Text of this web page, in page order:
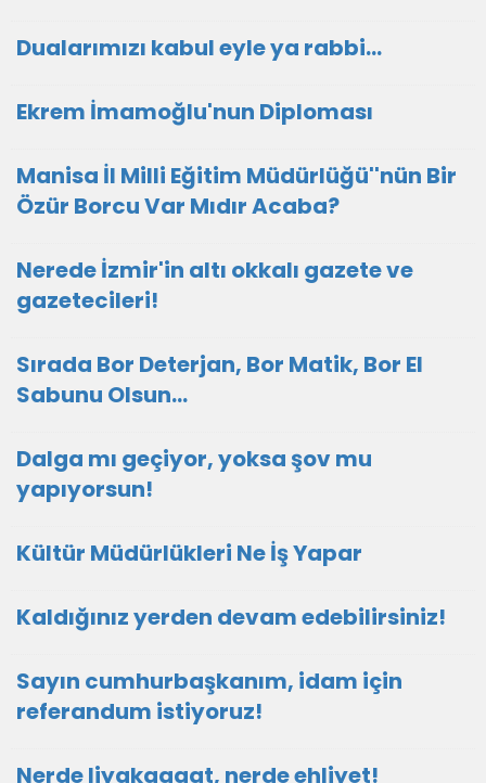
Dualarımızı kabul eyle ya rabbi...
Ekrem İmamoğlu'nun Diploması
Manisa İl Milli Eğitim Müdürlüğü''nün Bir
Özür Borcu Var Mıdır Acaba?
Nerede İzmir'in altı okkalı gazete ve
gazetecileri!
Sırada Bor Deterjan, Bor Matik, Bor El
Sabunu Olsun…
Dalga mı geçiyor, yoksa şov mu
yapıyorsun!
Kültür Müdürlükleri Ne İş Yapar
Kaldığınız yerden devam edebilirsiniz!
Sayın cumhurbaşkanım, idam için
referandum istiyoruz!
Nerde liyakaaaat, nerde ehliyet!